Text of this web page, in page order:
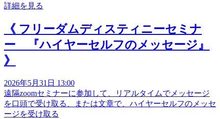
詳細を見る
《 フリーダムディスティニーセミナ
ー 『ハイヤーセルフのメッセージ』
》
2026年5月31日 13:00
遠隔zoomセミナーに参加して、リアルタイムでメッセージ
を口頭で受け取る、または文章で、ハイヤーセルフのメッセ
ージを受け取る